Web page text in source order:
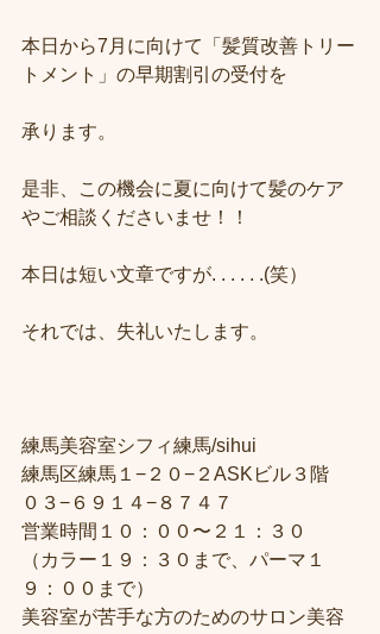
本日から7月に向けて「髪質改善トリー
トメント」の早期割引の受付を
承ります。
是非、この機会に夏に向けて髪のケア
やご相談くださいませ！！
本日は短い文章ですが. . . . . .(笑）
それでは、失礼いたします。
練馬美容室シフィ練馬/sihui
練馬区練馬１−２０−２ASKビル３階
０３−６９１４−８７４７
営業時間１０：００〜２１：３０
（カラー１９：３０まで、パーマ１
９：００まで）
美容室が苦手な方のためのサロン美容